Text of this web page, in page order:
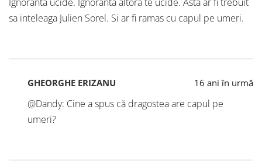
sa inteleaga Julien Sorel. Si ar fi ramas cu capul pe umeri.
GHEORGHE ERIZANU 16 ani în urmă
@Dandy: Cine a spus că dragostea are capul pe
umeri?